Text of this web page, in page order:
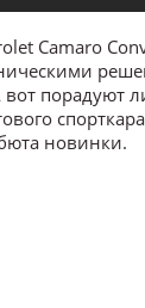
Camaro
порадуют
новинки.